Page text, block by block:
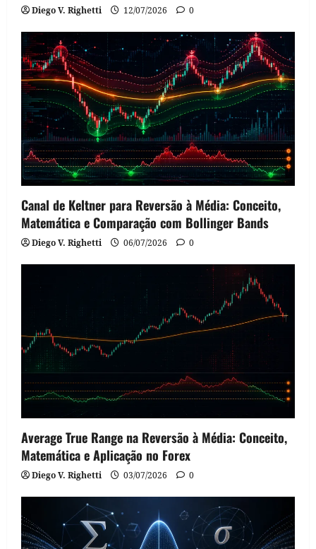
Diego V. Righetti 12/07/2026 0
Canal de Keltner para Reversão à Média: Conceito,
Matemática e Comparação com Bollinger Bands
Diego V. Righetti 06/07/2026 0
Average True Range na Reversão à Média: Conceito,
Matemática e Aplicação no Forex
Diego V. Righetti 03/07/2026 0